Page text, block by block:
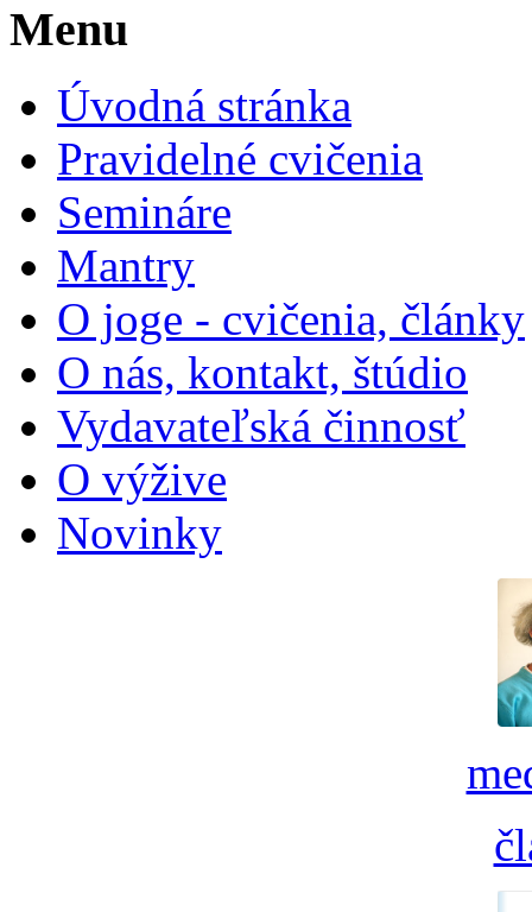
Menu
Úvodná stránka
Pravidelné cvičenia
Semináre
Mantry
O joge - cvičenia, články
O nás, kontakt, štúdio
Vydavateľská činnosť
O výžive
Novinky